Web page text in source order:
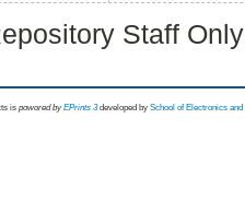
Staff
is powored byEPrints 3 developed by School of Electronics